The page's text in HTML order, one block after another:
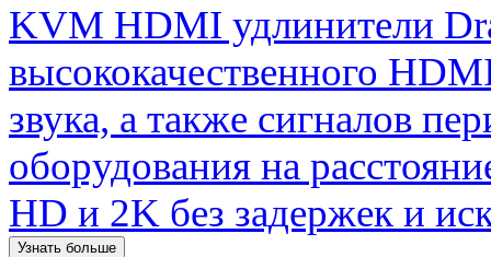
KVM HDMI удлинители
высококачественного
звука, а также сигналов
оборудования на
HD и 2K без задержек и
Узнать больше